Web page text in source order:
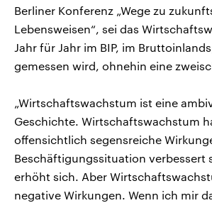
Berliner Konferenz „Wege zu
Lebensweisen“, sei das
Jahr für Jahr im BIP, im
gemessen wird, ohnehin eine
„Wirtschaftswachstum ist eine
Geschichte. Wirtschaftswachstum
offensichtlich segensreiche
Beschäftigungssituation verbessert
erhöht sich. Aber
negative Wirkungen. Wenn ich mir